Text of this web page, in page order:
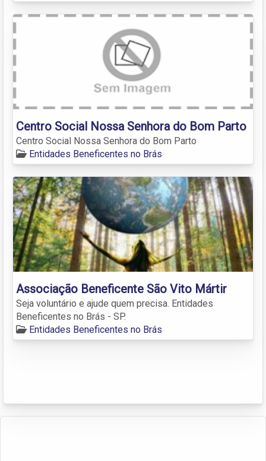
Centro Social Nossa Senhora do Bom Parto
Centro Social Nossa Senhora do Bom Parto
Entidades Beneficentes no Brás
Associação Beneficente São Vito Mártir
Seja voluntário e ajude quem precisa. Entidades
Beneficentes no Brás - SP.
Entidades Beneficentes no Brás